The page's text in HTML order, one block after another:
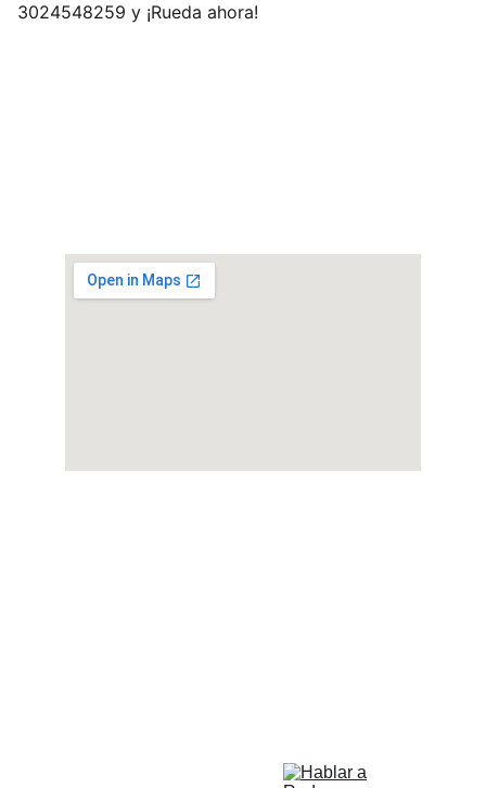
3024548259 y ¡Rueda ahora!
info@rodemos.com.co